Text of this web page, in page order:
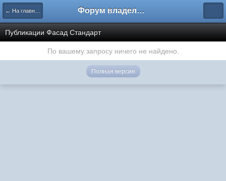
← На главную Форум владельцев интернет-магазинов
Публикации Фасад Стандарт
По вашему запросу ничего не найдено.
Полная версия